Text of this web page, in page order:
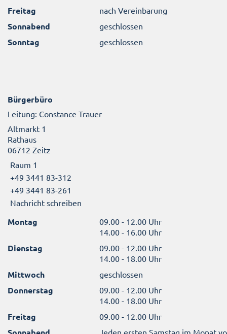
Freitag nach Vereinbarung
Sonnabend geschlossen
Sonntag geschlossen
Bürgerbüro
Leitung: Constance Trauer
Altmarkt 1
Rathaus
06712 Zeitz
Raum 1
+49 3441 83-312
+49 3441 83-261
Nachricht schreiben
Montag
09.00 - 12.00 Uhr
14.00 - 16.00 Uhr
Dienstag
09.00 - 12.00 Uhr
14.00 - 18.00 Uhr
Mittwoch geschlossen
Donnerstag
09.00 - 12.00 Uhr
14.00 - 18.00 Uhr
Freitag 09.00 - 12.00 Uhr
Jeden ersten Samstag im Monat